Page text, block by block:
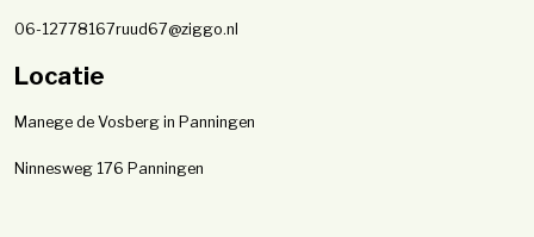
06-12778167ruud67@ziggo.nl
Locatie
Manege de Vosberg in Panningen
Ninnesweg 176 Panningen